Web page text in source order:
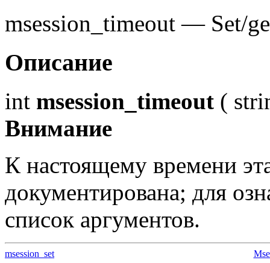
msession_timeout — Set/
Описание
int msession_timeout (
Внимание
К настоящему времени
документирована; для
список аргументов.
msession_set